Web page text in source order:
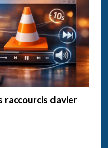
raccourcis clavier